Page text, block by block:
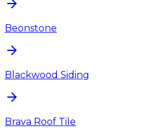
Beonstone
Blackwood Siding
Brava Roof Tile